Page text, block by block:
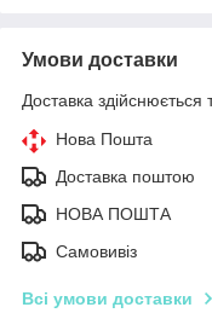
Умови доставки
Доставка здійснюється
Нова Пошта
Доставка поштою
НОВА ПОШТА
Самовивіз
Всі умови доставки